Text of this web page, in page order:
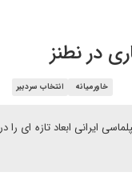
در نطنز
خاورمیانه انتخاب سردبیر
ایرانی ابعاد تازه ای